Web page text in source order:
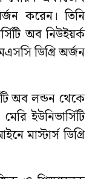
করেন। তিনি
অব নিউইয়র্ক
ডিগ্রি অর্জন
অব লন্ডন থেকে
ইউনিভার্সিটি
মাস্টার্স ডিগ্রি